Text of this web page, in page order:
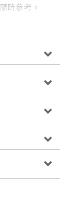
時參考。
法的姿勢。
幫助您利用
特兒本身就
的進階師資
流派、不同
的人口激